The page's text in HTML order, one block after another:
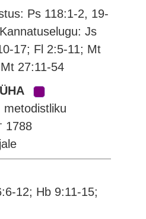
Ps 118:1-2, 19-
Js
17; Fl 2:5-11; Mt
27:11-54
metodistliku
1788
12; Hb 9:11-15;